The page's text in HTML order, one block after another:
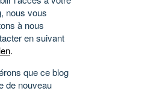
nous vous
à nous
en suivant
.
que ce blog
de nouveau